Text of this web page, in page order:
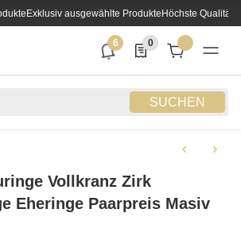
Exklusiv ausgewählte ProdukteHöchste Qualität
SUCHEN
6
6 neue Notifizierungen
0
0 Produkte in der
Vollkranz Zirk
Eheringe Paarpreis Masiv